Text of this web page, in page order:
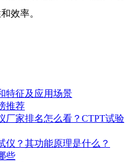
效率。
特征及应用场景
推荐
厂家排名怎么看？CTPT试验
仪？其功能原理是什么？
些